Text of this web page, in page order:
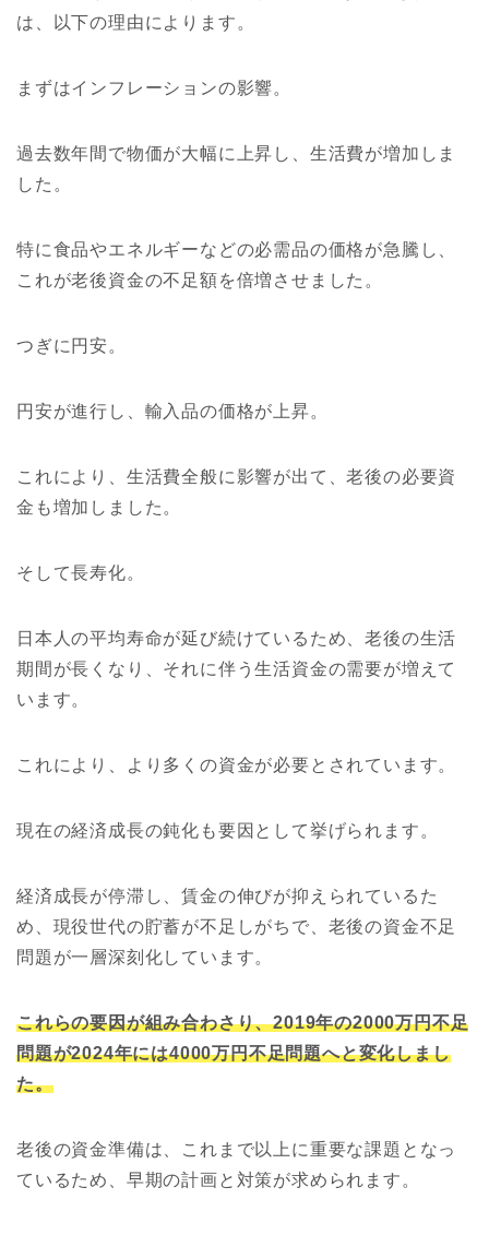
は、以下の理由によります。
まずはインフレーションの影響。
過去数年間で物価が大幅に上昇し、生活費が増加しま
した。
特に食品やエネルギーなどの必需品の価格が急騰し、
これが老後資金の不足額を倍増させました。
つぎに円安。
円安が進行し、輸入品の価格が上昇。
これにより、生活費全般に影響が出て、老後の必要資
金も増加しました。
そして長寿化。
日本人の平均寿命が延び続けているため、老後の生活
期間が長くなり、それに伴う生活資金の需要が増えて
います。
これにより、より多くの資金が必要とされています。
現在の経済成長の鈍化も要因として挙げられます。
経済成長が停滞し、賃金の伸びが抑えられているた
め、現役世代の貯蓄が不足しがちで、老後の資金不足
問題が一層深刻化しています。
これらの要因が組み合わさり、2019年の2000万円不足
問題が2024年には4000万円不足問題へと変化しまし
た。
老後の資金準備は、これまで以上に重要な課題となっ
ているため、早期の計画と対策が求められます。